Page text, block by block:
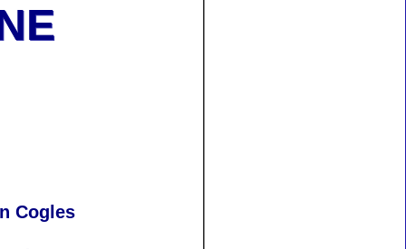
Cogles